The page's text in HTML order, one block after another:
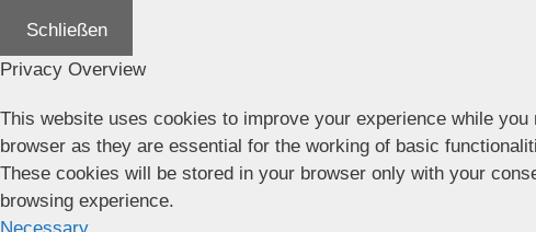
Schließen
Privacy Overview
This website uses cookies to improve your experience while
browser as they are essential for the working of basic
These cookies will be stored in your browser only with your
browsing experience.
Necessary